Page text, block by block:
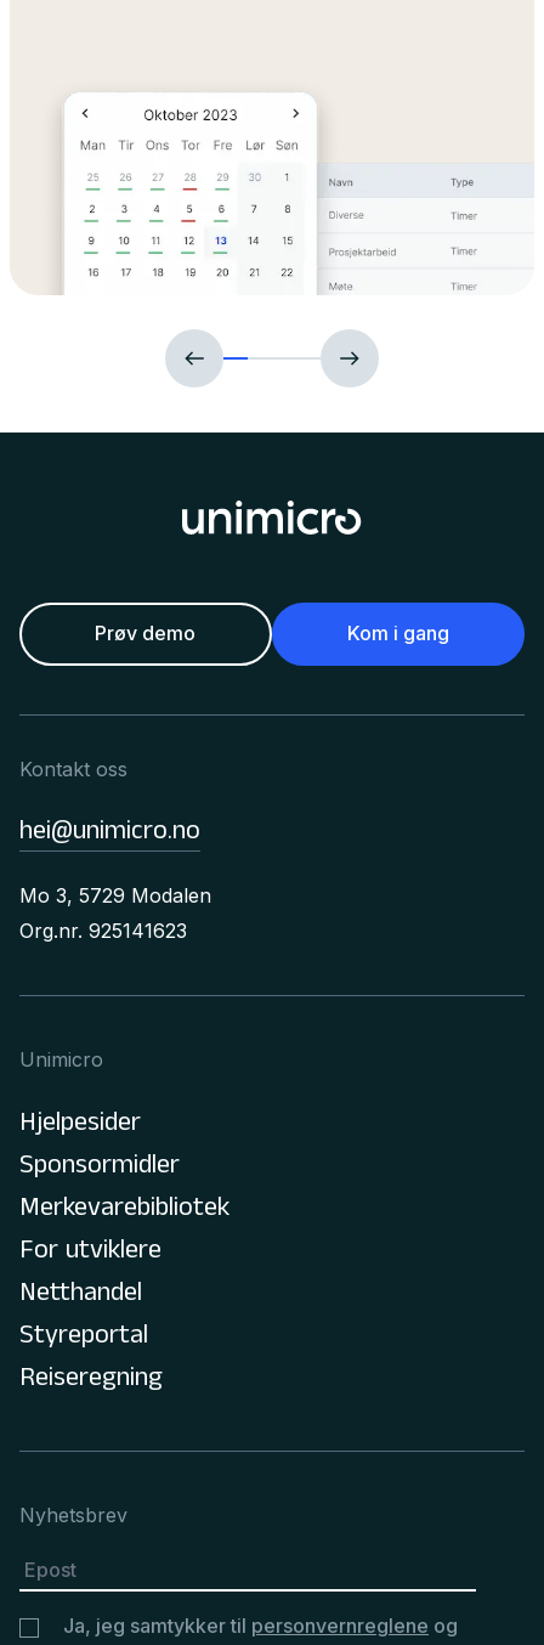
Prøv demo Kom i gang
Kontakt oss
hei@unimicro.no
Mo 3, 5729 Modalen
Org.nr. 925141623
Unimicro
Hjelpesider
Sponsormidler
Merkevarebibliotek
For utviklere
Netthandel
Styreportal
Reiseregning
Nyhetsbrev
Ja, jeg samtykker til personvernreglene og